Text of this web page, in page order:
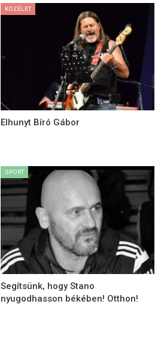
KÖZÉLET
Elhunyt Bíró Gábor
SPORT
Segítsünk, hogy Stano
nyugodhasson békében! Otthon!